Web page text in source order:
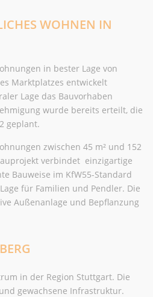
WOHNEN IN
in bester Lage von
Marktplatzes entwickelt
Lage das Bauvorhaben
wurde bereits erteilt, die
geplant.
zwischen 45 m² und 152
verbindet einzigartige
Bauweise im KfW55-Standard
für Familien und Pendler. Die
Außenanlage und Bepflanzung
in der Region Stuttgart. Die
gewachsene Infrastruktur.